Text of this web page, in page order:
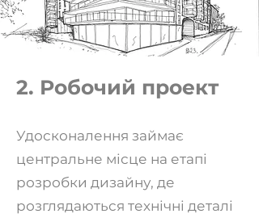
2. Робочий проект
Удосконалення займає
центральне місце на етапі
розробки дизайну, де
розглядаються технічні деталі